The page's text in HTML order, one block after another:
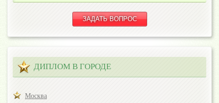
ДИПЛОМ В ГОРОДЕ
Москва